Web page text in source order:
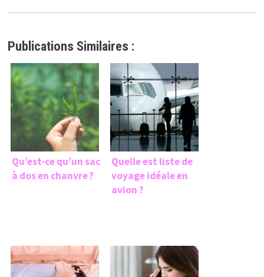
Publications Similaires :
Qu’est-ce qu’un sac
à dos en chanvre ?
Quelle est liste de
voyage idéale en
avion ?